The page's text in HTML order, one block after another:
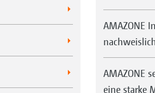
AMAZONE
AMAZONE
eine starke